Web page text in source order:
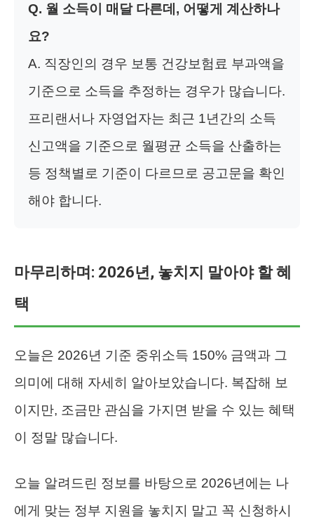
Q. 월 소득이 매달 다른데, 어떻게 계산하나
요?
A. 직장인의 경우 보통 건강보험료 부과액을
기준으로 소득을 추정하는 경우가 많습니다.
프리랜서나 자영업자는 최근 1년간의 소득
신고액을 기준으로 월평균 소득을 산출하는
등 정책별로 기준이 다르므로 공고문을 확인
해야 합니다.
마무리하며: 2026년, 놓치지 말아야 할 혜
택
오늘은 2026년 기준 중위소득 150% 금액과 그
의미에 대해 자세히 알아보았습니다. 복잡해 보
이지만, 조금만 관심을 가지면 받을 수 있는 혜택
이 정말 많습니다.
오늘 알려드린 정보를 바탕으로 2026년에는 나
에게 맞는 정부 지원을 놓치지 말고 꼭 신청하시